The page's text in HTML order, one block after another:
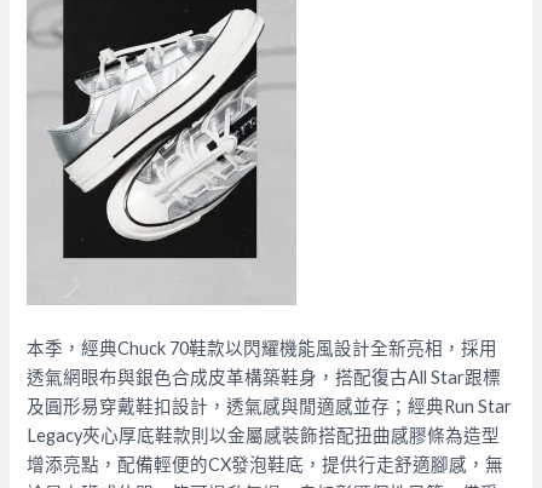
本季，經典Chuck 70鞋款以閃耀機能風設計全新亮相，採用
透氣網眼布與銀色合成皮革構築鞋身，搭配復古All Star跟標
及圓形易穿戴鞋扣設計，透氣感與閒適感並存；經典Run Star
Legacy夾心厚底鞋款則以金屬感裝飾搭配扭曲感膠條為造型
增添亮點，配備輕便的CX發泡鞋底，提供行走舒適腳感，無